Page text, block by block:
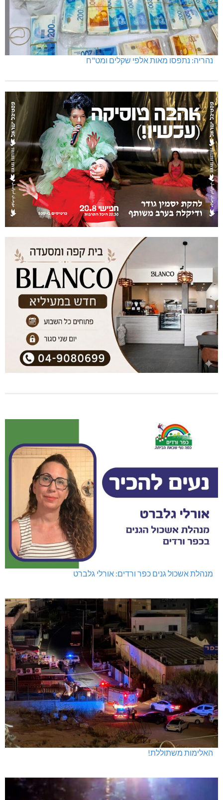
נהריה: נתפסו מאות אלפי שקלים ומט"ח
מנהלת אשכול גנים כפר ורדים: אורלי גלברט
האלימות משתוללת!